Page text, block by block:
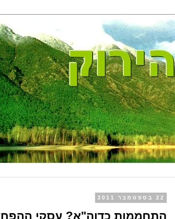
22 בספטמבר 2011
התחממות כדוה"א? עסקי